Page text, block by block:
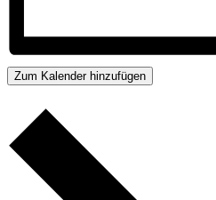
Zum Kalender hinzufügen